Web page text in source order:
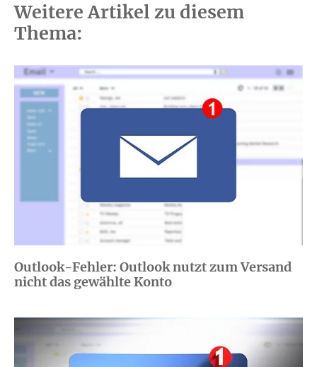
Weitere Artikel zu diesem
Thema:
Outlook-Fehler: Outlook nutzt zum Versand
nicht das gewählte Konto